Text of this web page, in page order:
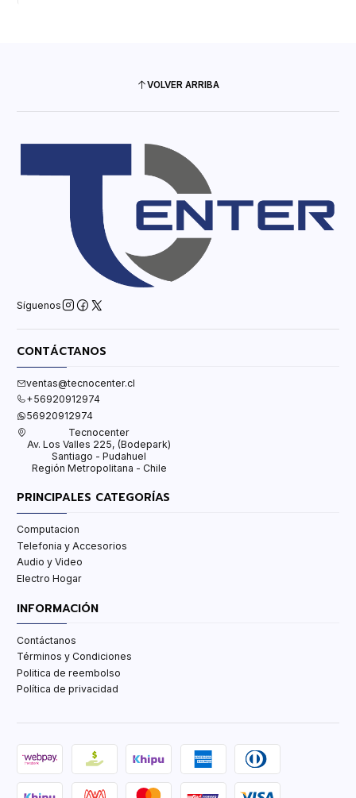
VOLVER ARRIBA
Síguenos
CONTÁCTANOS
ventas@tecnocenter.cl
+56920912974
56920912974
Tecnocenter
Av. Los Valles 225, (Bodepark)
Santiago - Pudahuel
Región Metropolitana - Chile
PRINCIPALES CATEGORÍAS
Computacion
Telefonia y Accesorios
Audio y Video
Electro Hogar
INFORMACIÓN
Contáctanos
Términos y Condiciones
Politica de reembolso
Política de privacidad